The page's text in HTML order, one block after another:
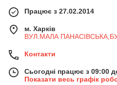
Працює з 27.02.2014
м. Харків
ВУЛ.МАЛА
Контакти
Сьогодні працює з 09:00
Показати весь графік